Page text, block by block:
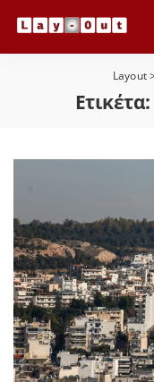
Layout
Ετικέτα: